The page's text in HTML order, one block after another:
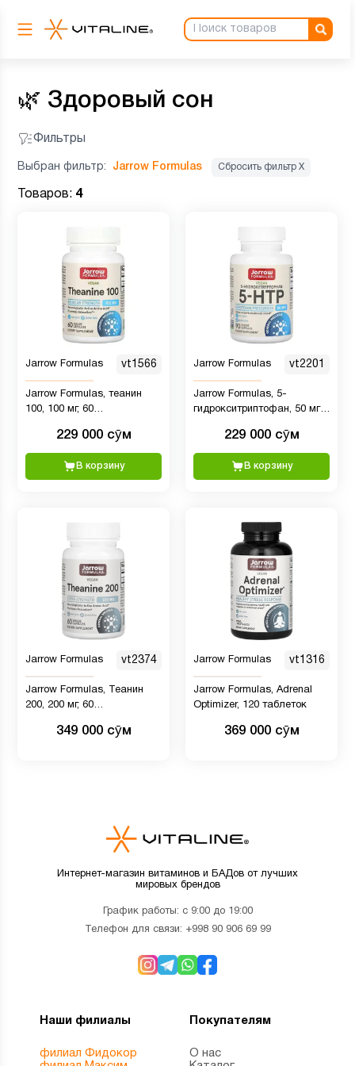
🌿 Здоровый сон
Фильтры
Выбран фильтр: Jarrow Formulas Сбросить фильтр Х
Товаров: 4
Jarrow Formulas vt1566
Jarrow Formulas, теанин
100, 100 мг, 60
229 000 сӯм
В корзину
Jarrow Formulas vt2201
Jarrow Formulas, 5-
гидрокситриптофан, 50 мг,
229 000 сӯм
В корзину
Jarrow Formulas vt2374
Jarrow Formulas, Теанин
200, 200 мг, 60
349 000 сӯм
Jarrow Formulas vt1316
Jarrow Formulas, Adrenal
Optimizer, 120 таблеток
369 000 сӯм
Интернет-магазин витаминов и БАДов от лучших
мировых брендов
График работы: с 9:00 до 19:00
Телефон для связи: +998 90 906 69 99
Наши филиалы
филиал Фидокор
Покупателям
О нас